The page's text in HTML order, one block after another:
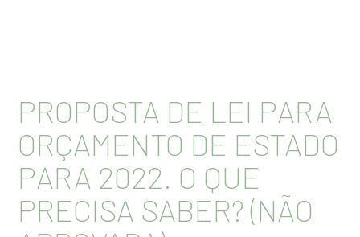
PROPOSTA DE LEI PARA
ORÇAMENTO DE ESTADO
PARA 2022. O QUE
PRECISA SABER? (NÃO